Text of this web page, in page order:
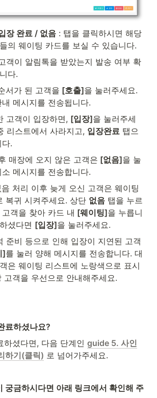
장 완료 / 없음 : 탭을 클릭하시면 해당
의 웨이팅 카드를 보실 수 있습니다.
객이 알림톡을 받았는지 발송 여부 확
다.
서가 된 고객을 [호출]을 눌러주세요.
메시지를 전송됩니다.
고객이 입장하면, [입장]을 눌러주세
리스트에서 사라지고, 입장완료 탭으
.
매장에 오지 않은 고객은 [없음]을 눌
메시지를 전송합니다.
음 처리 이후 늦게 오신 고객은 웨이팅
복귀 시켜주세요. 상단 없음 탭을 누르
객을 찾아 카드 내 [웨이팅]을 누릅니
셨다면 [입장]을 눌러주세요.
준비 등으로 인해 입장이 지연된 고객
]를 눌러 양해 메시지를 전송합니다. 대
은 웨이팅 리스트에 노랑색으로 표시
고객을 우선으로 안내해주세요.
료하셨나요?
하셨다면, 다음 단계인 guide 5. 사인
하기(클릭) 로 넘어가주세요.
궁금하시다면 아래 링크에서 확인해 주